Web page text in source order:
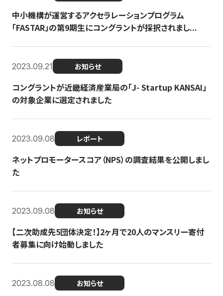
中小機構が運営するアクセラレーションプログラム
「FASTAR」の第9期生にコングラントが採択されまし...
2023.09.21 お知らせ
コングラントが近畿経済産業局の「J- Startup KANSAI」
の対象企業に選定されました
2023.09.08 レポート
ネットプロモータースコア（NPS）の調査結果を公開しまし
た
2023.09.08 お知らせ
【二次助成先5団体決定！】2ヶ月で20人のマンスリー寄付
者募集に向け始動しました
2023.08.08 お知らせ